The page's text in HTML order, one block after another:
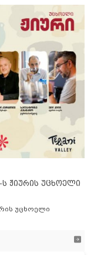
ს ჟიურის უცხოელი
უცხოელი